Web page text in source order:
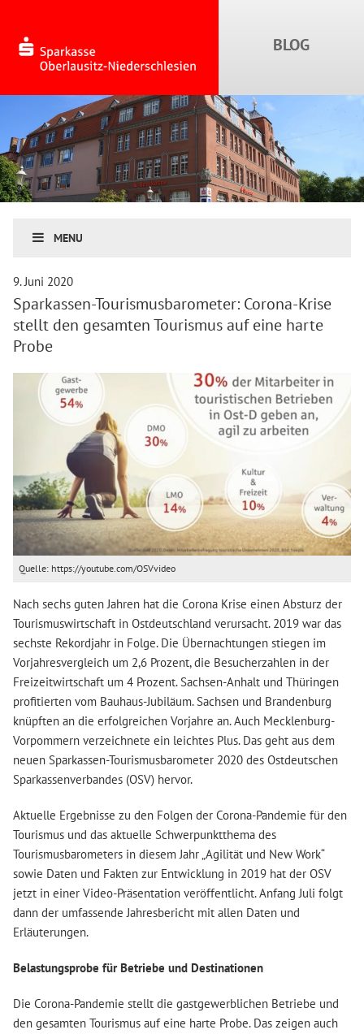
MENU
9. Juni 2020
Sparkassen-Tourismusbarometer: Corona-Krise
stellt den gesamten Tourismus auf eine harte
Probe
Quelle: https://youtube.com/OSVvideo
Nach sechs guten Jahren hat die Corona Krise einen Absturz der
Tourismuswirtschaft in Ostdeutschland verursacht. 2019 war das
sechste Rekordjahr in Folge. Die Übernachtungen stiegen im
Vorjahresvergleich um 2,6 Prozent, die Besucherzahlen in der
Freizeitwirtschaft um 4 Prozent. Sachsen-Anhalt und Thüringen
profitierten vom Bauhaus-Jubiläum. Sachsen und Brandenburg
knüpften an die erfolgreichen Vorjahre an. Auch Mecklenburg-
Vorpommern verzeichnete ein leichtes Plus. Das geht aus dem
neuen Sparkassen-Tourismusbarometer 2020 des Ostdeutschen
Sparkassenverbandes (OSV) hervor.
Aktuelle Ergebnisse zu den Folgen der Corona-Pandemie für den
Tourismus und das aktuelle Schwerpunktthema des
Tourismusbarometers in diesem Jahr „Agilität und New Work“
sowie Daten und Fakten zur Entwicklung in 2019 hat der OSV
jetzt in einer Video-Präsentation veröffentlicht. Anfang Juli folgt
dann der umfassende Jahresbericht mit allen Daten und
Erläuterungen.
Belastungsprobe für Betriebe und Destinationen
Die Corona-Pandemie stellt die gastgewerblichen Betriebe und
den gesamten Tourismus auf eine harte Probe. Das zeigen auch